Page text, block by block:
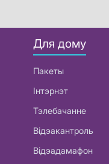
Для дому
Пакеты
Інтэрнэт
Тэлебачанне
Відэакантроль
Відэадамафон